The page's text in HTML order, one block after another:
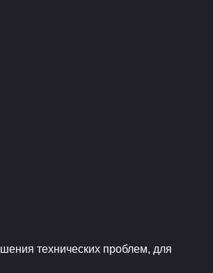
технических проблем, для